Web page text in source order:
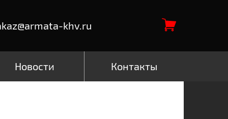
khv.ru
Новости Контакты